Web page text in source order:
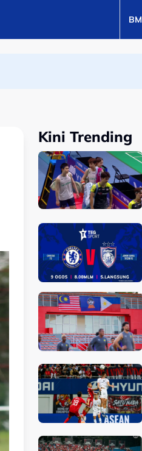
BM
Kini Trending